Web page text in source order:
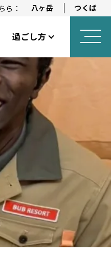
ら： 八ヶ岳 つくば
過ごし方
ロングステイプラン
アニバーサリープラン
乳幼児向けサービス